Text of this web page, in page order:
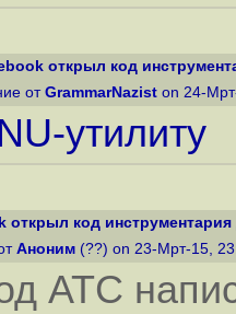
открыл код
от GrammarNazist on 24-
утилиту
открыл код
Аноним (??) on 23-Мрт-15,
ATC